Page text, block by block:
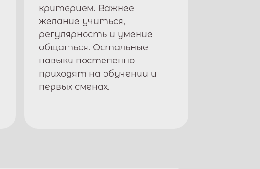
критерием. Важнее
желание учиться,
регулярность и умение
общаться. Остальные
навыки постепенно
приходят на обучении и
первых сменах.